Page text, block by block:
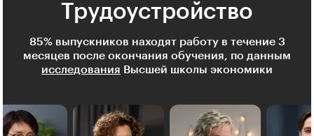
Трудоустройство
85% выпускников находят работу в течение 3
месяцев после окончания обучения, по данным
исследования Высшей школы экономики